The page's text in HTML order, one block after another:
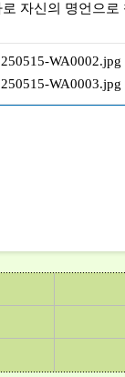
자신의 명언으로
WA0002.jpg
WA0003.jpg